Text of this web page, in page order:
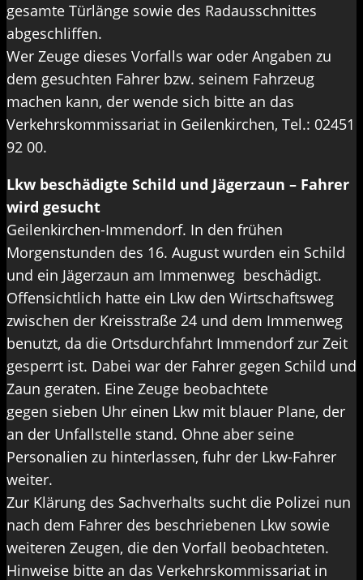
gesamte Türlänge sowie des Radausschnittes
abgeschliffen.
Wer Zeuge dieses Vorfalls war oder Angaben zu
dem gesuchten Fahrer bzw. seinem Fahrzeug
machen kann, der wende sich bitte an das
Verkehrskommissariat in Geilenkirchen, Tel.: 02451
92 00.
Lkw beschädigte Schild und Jägerzaun – Fahrer
wird gesucht
Geilenkirchen-Immendorf. In den frühen
Morgenstunden des 16. August wurden ein Schild
und ein Jägerzaun am Immenweg beschädigt.
Offensichtlich hatte ein Lkw den Wirtschaftsweg
zwischen der Kreisstraße 24 und dem Immenweg
benutzt, da die Ortsdurchfahrt Immendorf zur Zeit
gesperrt ist. Dabei war der Fahrer gegen Schild und
Zaun geraten. Eine Zeuge beobachtete
gegen sieben Uhr einen Lkw mit blauer Plane, der
an der Unfallstelle stand. Ohne aber seine
Personalien zu hinterlassen, fuhr der Lkw-Fahrer
weiter.
Zur Klärung des Sachverhalts sucht die Polizei nun
nach dem Fahrer des beschriebenen Lkw sowie
weiteren Zeugen, die den Vorfall beobachteten.
Hinweise bitte an das Verkehrskommissariat in